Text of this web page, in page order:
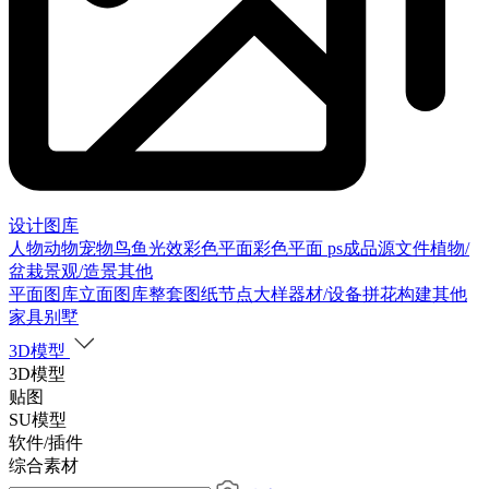
设计图库
人物动物宠物鸟鱼光效彩色平面彩色平面 ps成品源文件植物/
盆栽景观/造景其他
平面图库立面图库整套图纸节点大样器材/设备拼花构建其他
家具别墅
3D模型
3D模型
贴图
SU模型
软件/插件
综合素材